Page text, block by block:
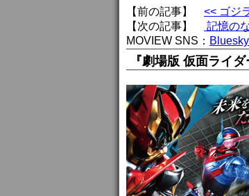
【前の記事】 << ゴジ
【次の記事】
記憶の
MOVIEW SNS： Bluesky
『劇場版 仮面ライ